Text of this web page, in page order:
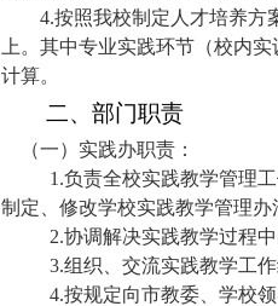
4.按照我校制定人才培养方
上。其中专业实践环节（校内
计算。
二、部门职责
（一）实践办职责：
1.负责全校实践教学管理
制定、修改学校实践教学管理办
2.协调解决实践教学过程
3.组织、交流实践教学工作
4.按规定向市教委、学校